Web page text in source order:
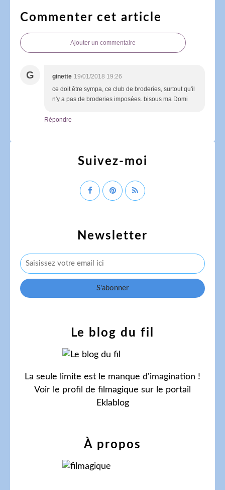
Commenter cet article
Ajouter un commentaire
G ginette 19/01/2018 19:26
ce doit être sympa, ce club de broderies, surtout qu'il
n'y a pas de broderies imposées. bisous ma Domi
Répondre
Newsletter
Le blog du fil
La seule limite est le manque d'imagination !
Voir le profil de filmagique sur le portail
Eklablog
Suivez-moi
À propos